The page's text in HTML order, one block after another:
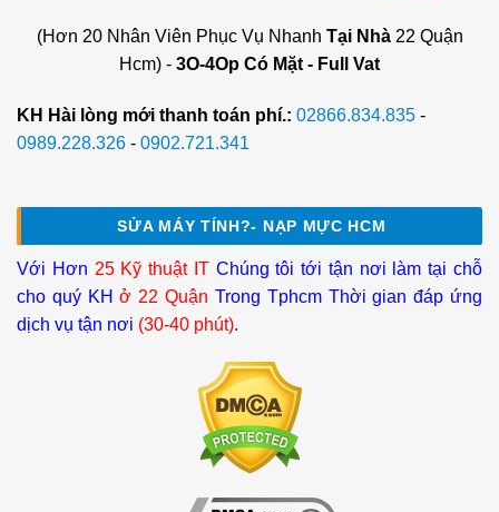
(Hơn 20 Nhân Viên Phục Vụ Nhanh Tại Nhà22 Quận
Hcm) - 3O-4Op Có Mặt - Full Vat
KH Hài lòng mới thanh toán phí.: 02866.834.835 -
0989.228.326 - 0902.721.341
SỬA MÁY TÍNH?- NẠP MỰC HCM
Với Hơn 25 Kỹ thuật ITChúng tôi tới tận nơi làm tại chỗ
cho quý KHở 22 Quận Trong Tphcm Thời gian đáp ứng
dịch vụ tận nơi (30-40 phút).